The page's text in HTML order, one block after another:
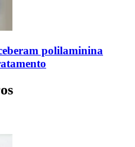
polilaminina